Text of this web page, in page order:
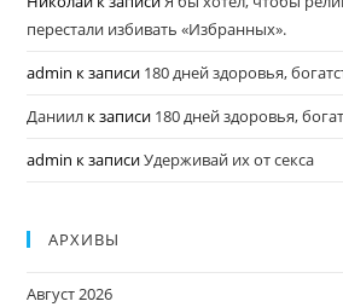
перестали избивать «Избранных».
admin к записи 180 дней здоровья,
Даниил к записи 180 дней здоровья,
admin к записиУдерживай их от секса
АРХИВЫ
Август 2026